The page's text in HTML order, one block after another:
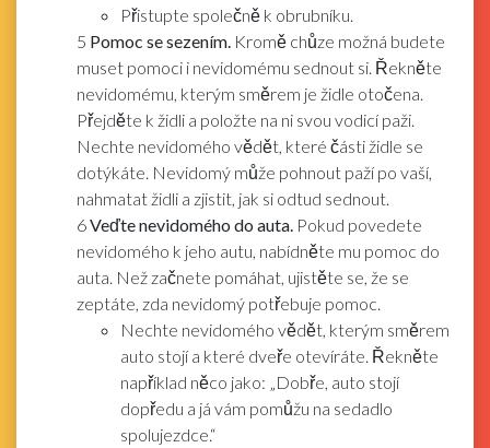
Přistupte společně k obrubníku.
5 Pomoc se sezením. Kromě chůze možná budete
muset pomoci i nevidomému sednout si. Řekněte
nevidomému, kterým směrem je židle otočena.
Přejděte k židli a položte na ni svou vodicí paži.
Nechte nevidomého vědět, které části židle se
dotýkáte. Nevidomý může pohnout paží po vaší,
nahmatat židli a zjistit, jak si odtud sednout.
6Veďte nevidomého do auta. Pokud povedete
nevidomého k jeho autu, nabídněte mu pomoc do
auta. Než začnete pomáhat, ujistěte se, že se
zeptáte, zda nevidomý potřebuje pomoc.
Nechte nevidomého vědět, kterým směrem
auto stojí a které dveře otevíráte. Řekněte
například něco jako: „Dobře, auto stojí
dopředu a já vám pomůžu na sedadlo
spolujezdce.“